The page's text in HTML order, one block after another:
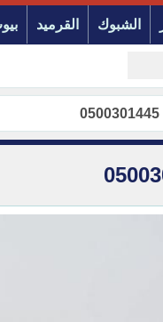
الشبوك القرميد